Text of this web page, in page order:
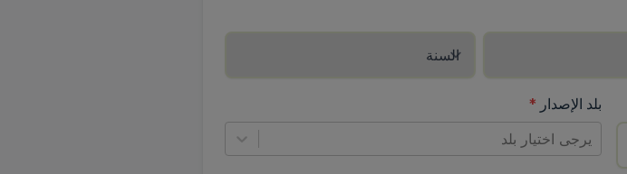
بلد الإصدار *
يرجى اختيار بلد